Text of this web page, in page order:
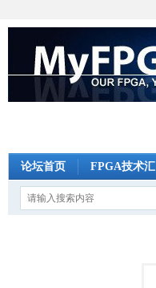
论坛首页 FPGA技术汇